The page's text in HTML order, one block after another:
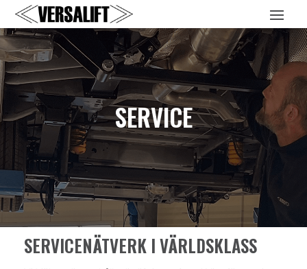
SERVICE
SERVICENÄTVERK I VÄRLDSKLASS